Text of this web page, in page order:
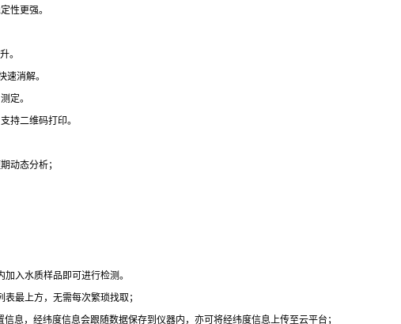
性更强。
。
消解。
定。
持二维码打印。
动态分析；
入水质样品即可进行检测。
最上方，无需每次繁琐找取；
息，经纬度信息会跟随数据保存到仪器内，亦可将经纬度信息上传至云平台；